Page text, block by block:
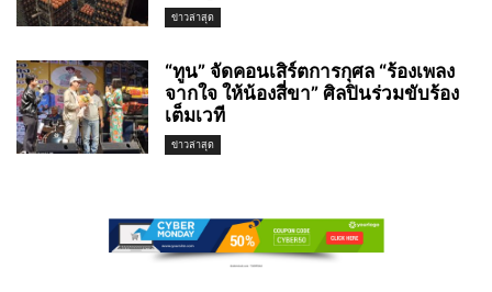
ข่าวล่าสุด
“ทูน” จัดคอนเสิร์ตการกุศล “ร้องเพลง
จากใจ ให้น้องสี่ขา” ศิลปินร่วมขับร้อง
เต็มเวที
ข่าวล่าสุด